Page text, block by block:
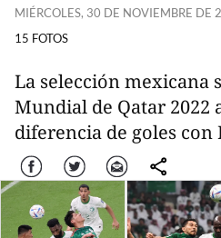
MIÉRCOLES, 30 DE NOVIEMBRE DE
15 FOTOS
La selección mexicana
Mundial de Qatar 2022
diferencia de goles con
Facebook Twitter Correo comparte